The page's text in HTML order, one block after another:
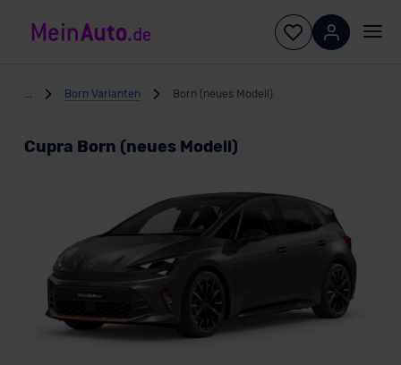
Born Varianten Born (neues Modell)
Cupra Born (neues Modell)